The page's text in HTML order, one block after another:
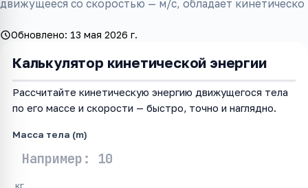
движущееся со скоростью — м/с, обладает кинетическо
Обновлено: 13 мая 2026 г.
Калькулятор кинетической энергии
Рассчитайте кинетическую энергию движущегося тела
по его массе и скорости — быстро, точно и наглядно.
Масса тела (m)
кг